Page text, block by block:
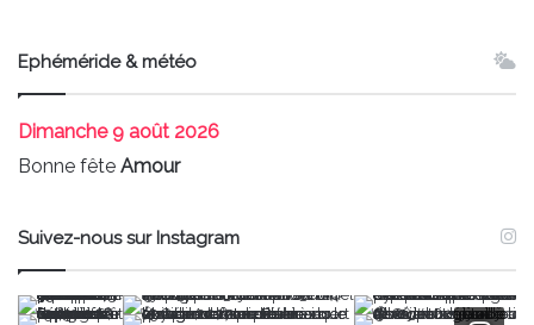
Ephéméride & météo
Dimanche9 août 2026
Bonne fête Amour
Suivez-nous sur Instagram